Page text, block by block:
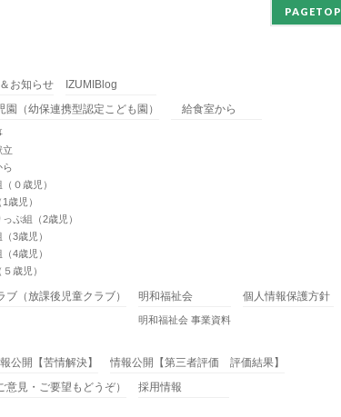
PAGETOP
お知らせ
IZUMIBlog
園（幼保連携型認定こども園）
立
ら
０歳児）
歳児）
ぷ組（2歳児）
3歳児）
4歳児）
歳児）
給食室から
ブ（放課後児童クラブ） 明和福祉会
明和福祉会 事業資料
個人情報保護方針
公開【苦情解決】
情報公開【第三者評価 評価結果】
意見・ご要望もどうぞ）
採用情報